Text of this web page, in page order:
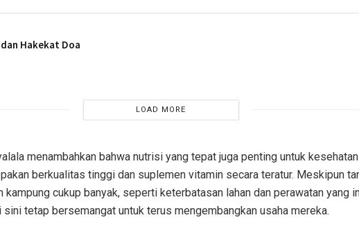
Hakekat Doa
LOAD MORE
menambahkan bahwa nutrisi yang tepat juga penting untuk
berkualitas tinggi dan suplemen vitamin secara teratur. Meskipun
kampung cukup banyak, seperti keterbatasan lahan dan perawatan yang
tetap bersemangat untuk terus mengembangkan usaha mereka.